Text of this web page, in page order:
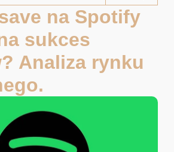
na Spotify
sukces
Analiza rynku